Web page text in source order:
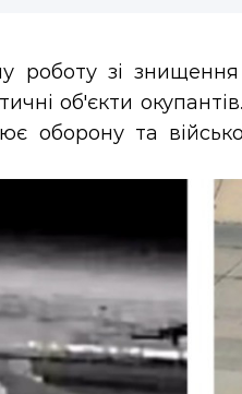
роботу зі
обʼєкти
оборону та